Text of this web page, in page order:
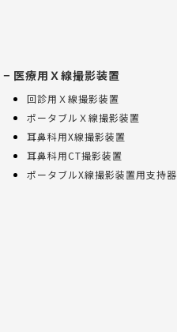
医療用Ｘ線撮影装置
回診用Ｘ線撮影装置
ポータブルＸ線撮影装置
耳鼻科用X線撮影装置
耳鼻科用CT撮影装置
ポータブルX線撮影装置用支持器